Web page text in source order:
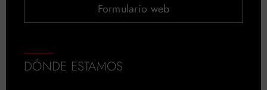
Formulario web
DÓNDE ESTAMOS